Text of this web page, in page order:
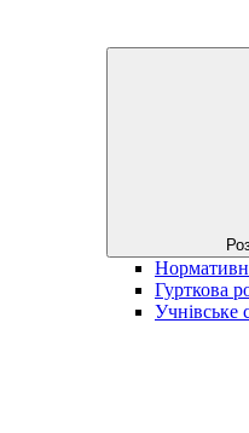
Гурткова
Учнівське